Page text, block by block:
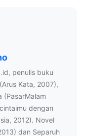
penulis buku
Kata, 2007),
(PasarMalam
dengan
2012). Novel
dan Separuh